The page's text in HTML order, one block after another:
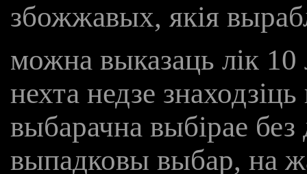
збожжавых, якія
можна выказаць лік 10
нехта недзе
выбарачна выбірае
выпадковы выбар, на